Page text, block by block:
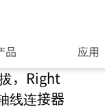
品 应用
，Right
线连接器